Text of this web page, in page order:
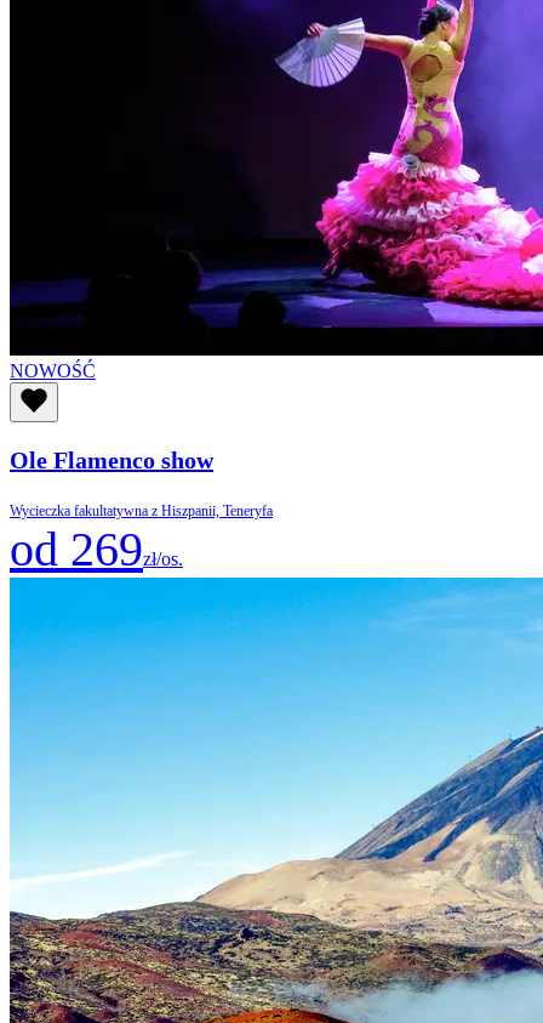
NOWOŚĆ
Ole Flamenco show
Wycieczka fakultatywna z Hiszpanii, Teneryfa
od 269zł/os.